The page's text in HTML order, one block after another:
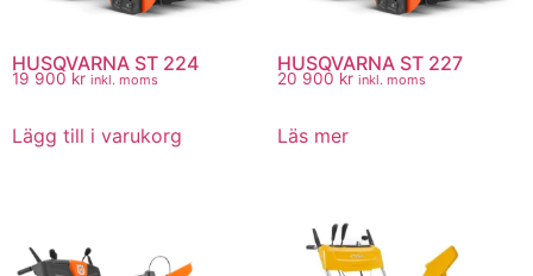
HUSQVARNA ST 224
19 900 kr inkl. moms
Lägg till i varukorg
HUSQVARNA ST 227
20 900 kr inkl. moms
Läs mer